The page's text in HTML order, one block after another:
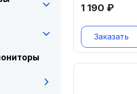
1 190 ₽
Заказать